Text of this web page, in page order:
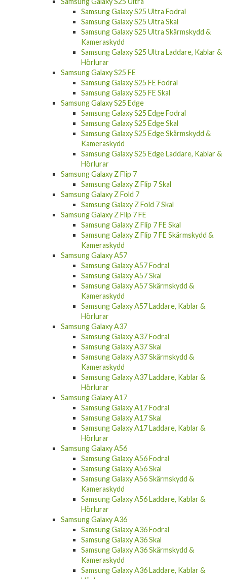
Samsung Galaxy S25 Plus Skärmskydd &
Kameraskydd
Samsung Galaxy S25 Plus Laddare, Kablar &
Hörlurar
Samsung Galaxy S25 Ultra
Samsung Galaxy S25 Ultra Fodral
Samsung Galaxy S25 Ultra Skal
Samsung Galaxy S25 Ultra Skärmskydd &
Kameraskydd
Samsung Galaxy S25 Ultra Laddare, Kablar &
Hörlurar
Samsung Galaxy S25 FE
Samsung Galaxy S25 FE Fodral
Samsung Galaxy S25 FE Skal
Samsung Galaxy S25 Edge
Samsung Galaxy S25 Edge Fodral
Samsung Galaxy S25 Edge Skal
Samsung Galaxy S25 Edge Skärmskydd &
Kameraskydd
Samsung Galaxy S25 Edge Laddare, Kablar &
Hörlurar
Samsung Galaxy Z Flip 7
Samsung Galaxy Z Flip 7 Skal
Samsung Galaxy Z Fold 7
Samsung Galaxy Z Fold 7 Skal
Samsung Galaxy Z Flip 7 FE
Samsung Galaxy Z Flip 7 FE Skal
Samsung Galaxy Z Flip 7 FE Skärmskydd &
Kameraskydd
Samsung Galaxy A57
Samsung Galaxy A57 Fodral
Samsung Galaxy A57 Skal
Samsung Galaxy A57 Skärmskydd &
Kameraskydd
Samsung Galaxy A57 Laddare, Kablar &
Hörlurar
Samsung Galaxy A37
Samsung Galaxy A37 Fodral
Samsung Galaxy A37 Skal
Samsung Galaxy A37 Skärmskydd &
Kameraskydd
Samsung Galaxy A37 Laddare, Kablar &
Hörlurar
Samsung Galaxy A17
Samsung Galaxy A17 Fodral
Samsung Galaxy A17 Skal
Samsung Galaxy A17 Laddare, Kablar &
Hörlurar
Samsung Galaxy A56
Samsung Galaxy A56 Fodral
Samsung Galaxy A56 Skal
Samsung Galaxy A56 Skärmskydd &
Kameraskydd
Samsung Galaxy A56 Laddare, Kablar &
Hörlurar
Samsung Galaxy A36
Samsung Galaxy A36 Fodral